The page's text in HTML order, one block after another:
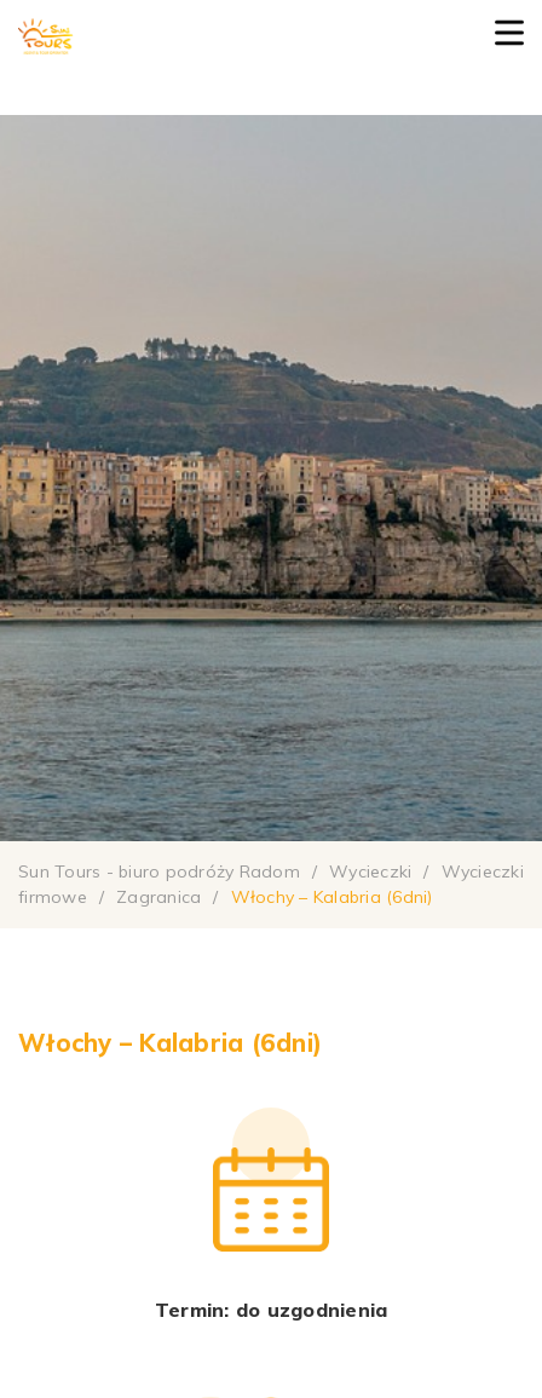
Sun Tours - biuro podróży Radom / Wycieczki /
Wycieczki
firmowe
/ Zagranica / Włochy – Kalabria (6dni)
Włochy – Kalabria (6dni)
Termin: do uzgodnienia